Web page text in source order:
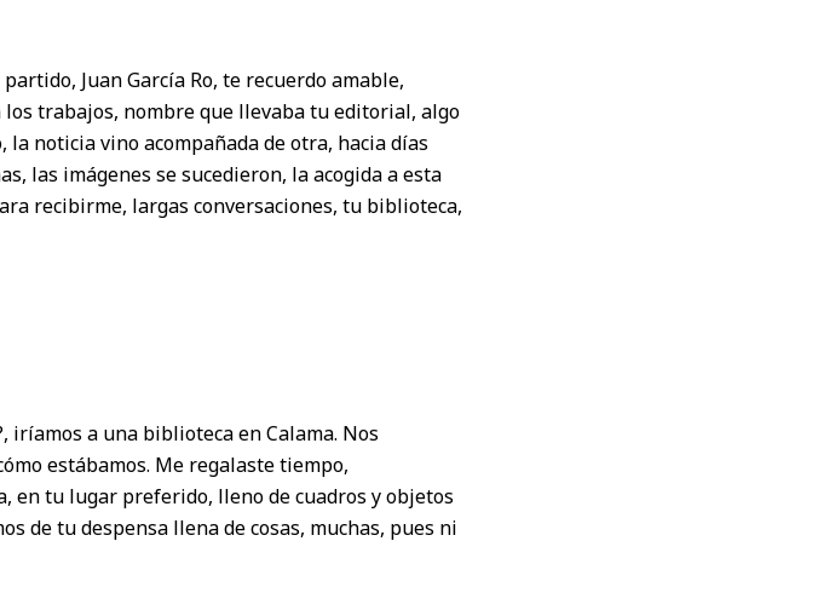
Juan García Ro, te recuerdo amable,
trabajos, nombre que llevaba tu editorial, algo
la noticia vino acompañada de otra, hacia días
las imágenes se sucedieron, la acogida a esta
recibirme, largas conversaciones, tu biblioteca,
iríamos a una biblioteca en Calama. Nos
estábamos. Me regalaste tiempo,
en tu lugar preferido, lleno de cuadros y objetos
de tu despensa llena de cosas, muchas, pues ni